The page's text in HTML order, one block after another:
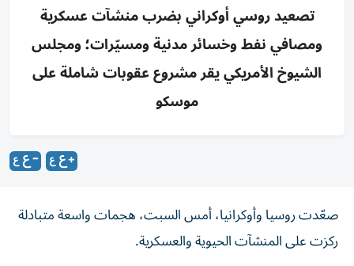
تصعيد روسي أوكراني بضرب منشآت عسكرية
ومصافي نفط وخسائر مدنية ومسيّرات؛ ومجلس
الشيوخ الأمريكي يقر مشروع عقوبات شاملة على
موسكو
صعّدت روسيا وأوكرانيا، أمس السبت، هجمات واسعة متبادلة
ركزت على المنشآت الحيوية والعسكرية.